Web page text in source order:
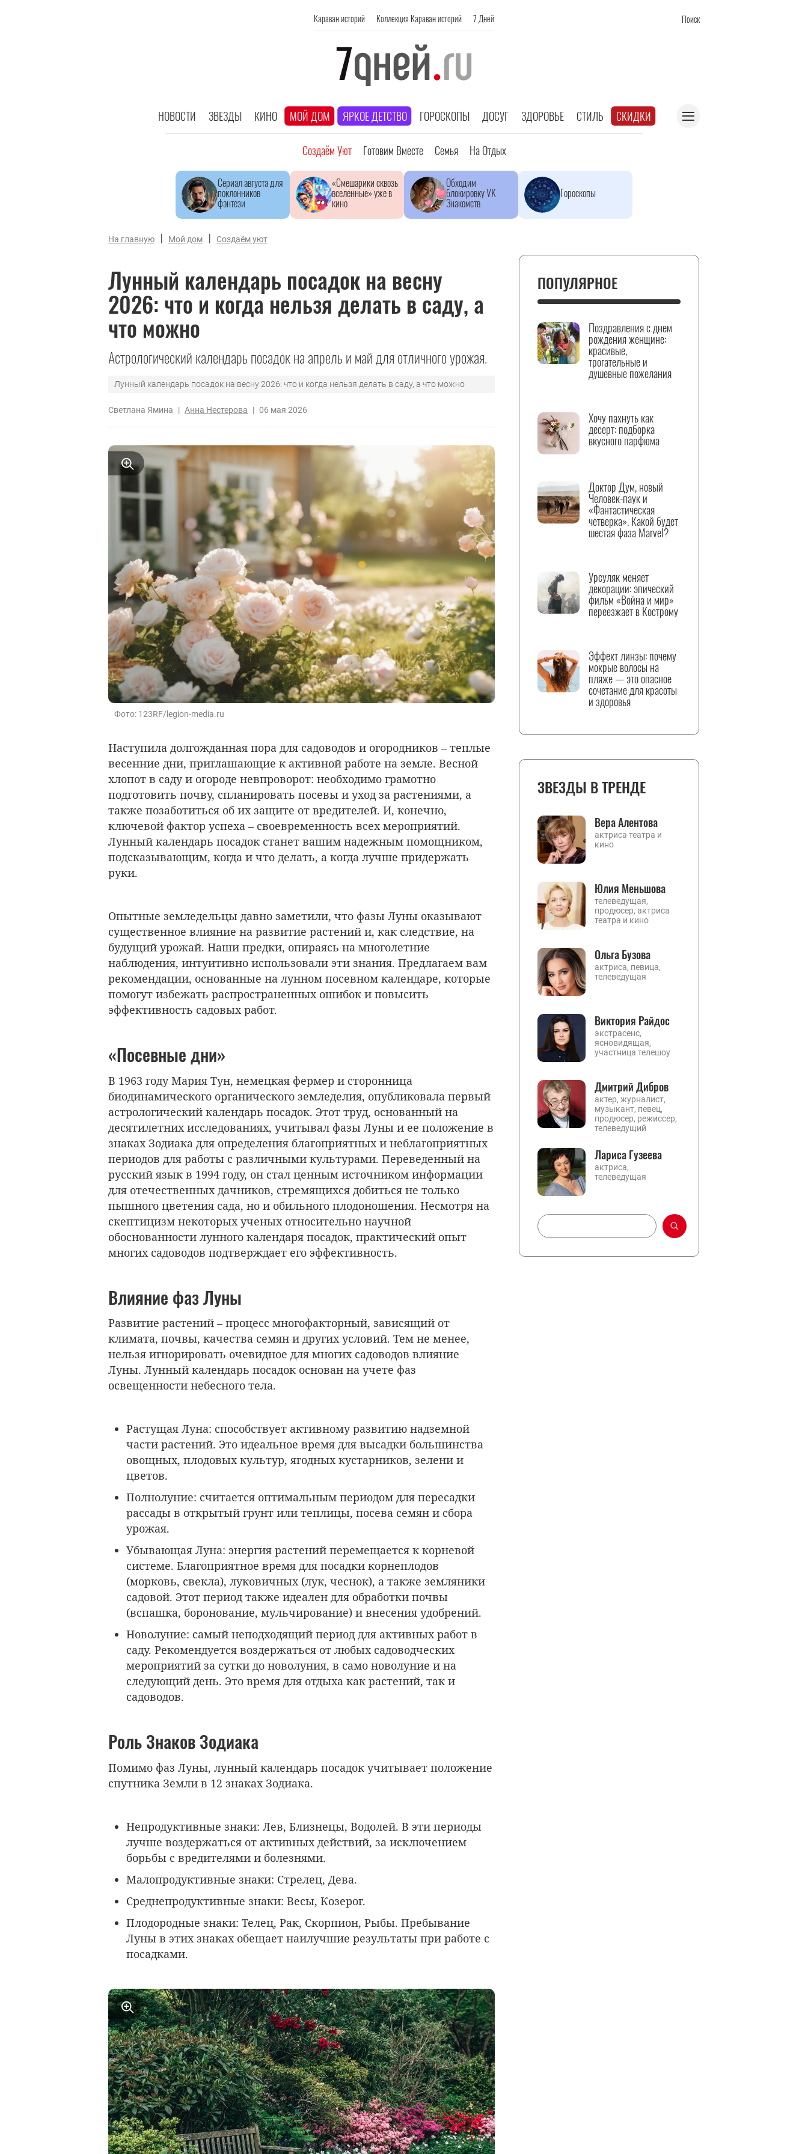
Караван историй Коллекция Караван историй 7 Дней Поиск
НОВОСТИ ЗВЕЗДЫ КИНО МОЙ ДОМ ЯРКОЕ ДЕТСТВО ГОРОСКОПЫ ДОСУГ ЗДОРОВЬЕ СТИЛЬ СКИДКИ
Создаём Уют Готовим Вместе Семья На Отдых
Сериал августа для
поклонников
фэнтези
«Смешарики сквозь
вселенные» уже в
кино
Обходим
блокировку VK
Знакомств
Гороскопы
На главную | Мой дом | Создаём уют
Лунный календарь посадок на весну
2026: что и когда нельзя делать в саду, а
что можно
Астрологический календарь посадок на апрель и май для отличного урожая.
Лунный календарь посадок на весну 2026: что и когда нельзя делать в саду, а что можно
Светлана Ямина | Анна Нестерова | 06 мая 2026
Фото: 123RF/legion-media.ru
Наступила долгожданная пора для садоводов и огородников – теплые
весенние дни, приглашающие к активной работе на земле. Весной
хлопот в саду и огороде невпроворот: необходимо грамотно
подготовить почву, спланировать посевы и уход за растениями, а
также позаботиться об их защите от вредителей. И, конечно,
ключевой фактор успеха – своевременность всех мероприятий.
Лунный календарь посадок станет вашим надежным помощником,
подсказывающим, когда и что делать, а когда лучше придержать
руки.
Опытные земледельцы давно заметили, что фазы Луны оказывают
существенное влияние на развитие растений и, как следствие, на
будущий урожай. Наши предки, опираясь на многолетние
наблюдения, интуитивно использовали эти знания. Предлагаем вам
рекомендации, основанные на лунном посевном календаре, которые
помогут избежать распространенных ошибок и повысить
эффективность садовых работ.
«Посевные дни»
В 1963 году Мария Тун, немецкая фермер и сторонница
биодинамического органического земледелия, опубликовала первый
астрологический календарь посадок. Этот труд, основанный на
десятилетних исследованиях, учитывал фазы Луны и ее положение в
знаках Зодиака для определения благоприятных и неблагоприятных
периодов для работы с различными культурами. Переведенный на
русский язык в 1994 году, он стал ценным источником информации
для отечественных дачников, стремящихся добиться не только
пышного цветения сада, но и обильного плодоношения. Несмотря на
скептицизм некоторых ученых относительно научной
обоснованности лунного календаря посадок, практический опыт
многих садоводов подтверждает его эффективность.
Влияние фаз Луны
Развитие растений – процесс многофакторный, зависящий от
климата, почвы, качества семян и других условий. Тем не менее,
нельзя игнорировать очевидное для многих садоводов влияние
Луны. Лунный календарь посадок основан на учете фаз
освещенности небесного тела.
Растущая Луна: способствует активному развитию надземной
части растений. Это идеальное время для высадки большинства
овощных, плодовых культур, ягодных кустарников, зелени и
цветов.
Полнолуние: считается оптимальным периодом для пересадки
рассады в открытый грунт или теплицы, посева семян и сбора
урожая.
Убывающая Луна: энергия растений перемещается к корневой
системе. Благоприятное время для посадки корнеплодов
(морковь, свекла), луковичных (лук, чеснок), а также земляники
садовой. Этот период также идеален для обработки почвы
(вспашка, боронование, мульчирование) и внесения удобрений.
Новолуние: самый неподходящий период для активных работ в
саду. Рекомендуется воздержаться от любых садоводческих
мероприятий за сутки до новолуния, в само новолуние и на
следующий день. Это время для отдыха как растений, так и
садоводов.
Роль Знаков Зодиака
Помимо фаз Луны, лунный календарь посадок учитывает положение
спутника Земли в 12 знаках Зодиака.
Непродуктивные знаки: Лев, Близнецы, Водолей. В эти периоды
лучше воздержаться от активных действий, за исключением
борьбы с вредителями и болезнями.
Малопродуктивные знаки: Стрелец, Дева.
Среднепродуктивные знаки: Весы, Козерог.
Плодородные знаки: Телец, Рак, Скорпион, Рыбы. Пребывание
Луны в этих знаках обещает наилучшие результаты при работе с
посадками.
ПОПУЛЯРНОЕ
Поздравления с днем
рождения женщине:
красивые,
трогательные и
душевные пожелания
Хочу пахнуть как
десерт: подборка
вкусного парфюма
Доктор Дум, новый
Человек-паук и
«Фантастическая
четверка». Какой будет
шестая фаза Marvel?
Урсуляк меняет
декорации: эпический
фильм «Война и мир»
переезжает в Кострому
Эффект линзы: почему
мокрые волосы на
пляже — это опасное
сочетание для красоты
и здоровья
ЗВЕЗДЫ В ТРЕНДЕ
Вера Алентова
актриса театра и
кино
Юлия Меньшова
телеведущая,
продюсер, актриса
театра и кино
Ольга Бузова
актриса, певица,
телеведущая
Виктория Райдос
экстрасенс,
ясновидящая,
участница телешоу
Дмитрий Дибров
актер, журналист,
музыкант, певец,
продюсер, режиссер,
телеведущий
Лариса Гузеева
актриса,
телеведущая